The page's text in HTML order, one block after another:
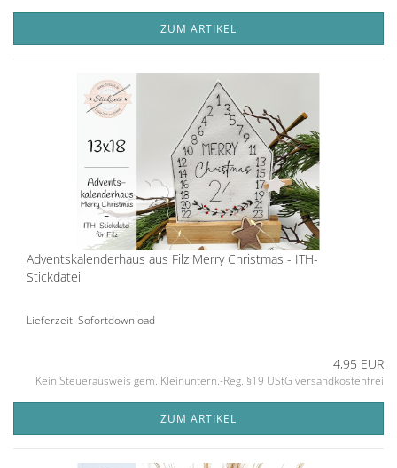
ZUM ARTIKEL
Adventskalenderhaus aus Filz Merry Christmas - ITH-
Stickdatei
Lieferzeit: Sofortdownload
4,95 EUR
Kein Steuerausweis gem. Kleinuntern.-Reg. §19 UStG versandkostenfrei
ZUM ARTIKEL